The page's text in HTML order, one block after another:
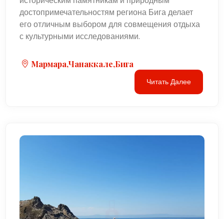
достопримечательностям региона Бига делает
его отличным выбором для совмещения отдыха
с культурными исследованиями.
Мармара,Чанаккале,Бига
Читать Далее